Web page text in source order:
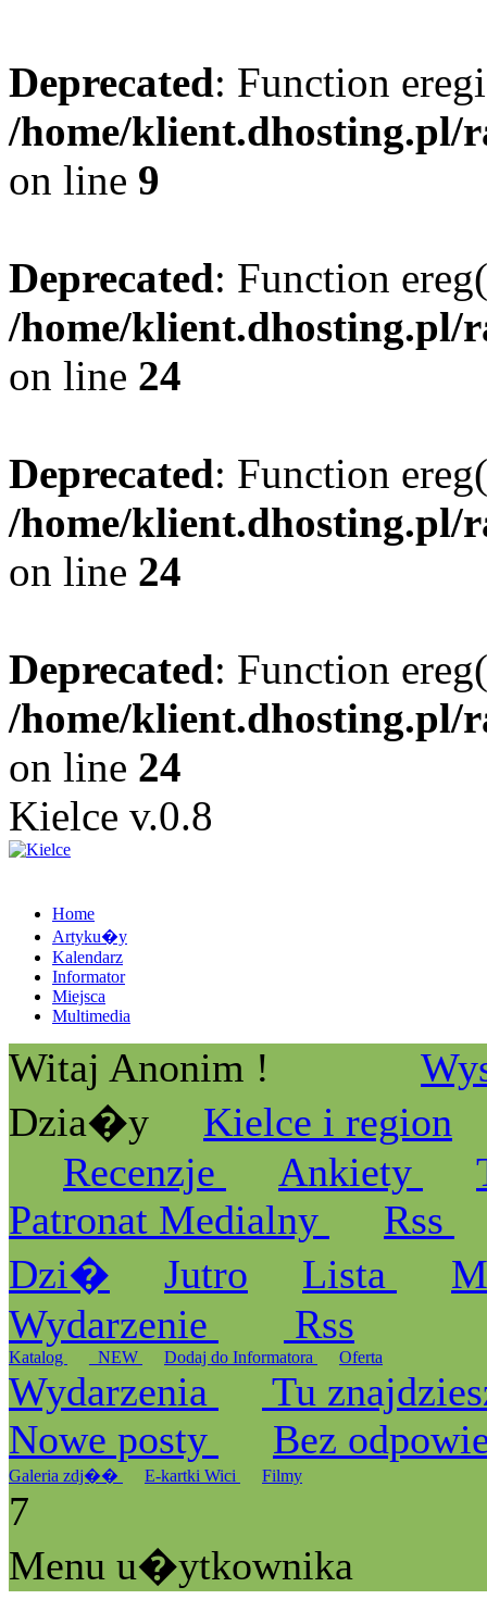
Deprecated: Function
/home/klient.dhosting.pl/
on line 9
Deprecated: Function
/home/klient.dhosting.pl/
on line 24
Deprecated: Function
/home/klient.dhosting.pl/
on line 24
Deprecated: Function
/home/klient.dhosting.pl/
on line 24
Kielce v.0.8
Home
Artyku�y
Kalendarz
Informator
Miejsca
Multimedia
Witaj Anonim !
Dzia�y
Kielce i region
Recenzje
Ankiety
Patronat Medialny
Rss
Dzi�
Jutro Lista
Wydarzenie
Rss
Katalog _NEW Dodaj do Informatora Oferta
Wydarzenia
Tu
Nowe posty
Bez
Galeria zdj�� E-kartki Wici Filmy
7
Menu u�ytkownika